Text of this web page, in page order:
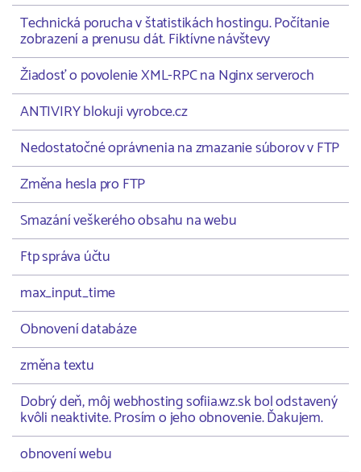
Technická porucha v štatistikách hostingu. Počítanie
zobrazení a prenusu dát. Fiktívne návštevy
Žiadosť o povolenie XML-RPC na Nginx serveroch
ANTIVIRY blokuji vyrobce.cz
Nedostatočné oprávnenia na zmazanie súborov v FTP
Změna hesla pro FTP
Smazání veškerého obsahu na webu
Ftp správa účtu
max_input_time
Obnovení databáze
změna textu
Dobrý deň, môj webhosting sofiia.wz.sk bol odstavený
kvôli neaktivite. Prosím o jeho obnovenie. Ďakujem.
obnovení webu